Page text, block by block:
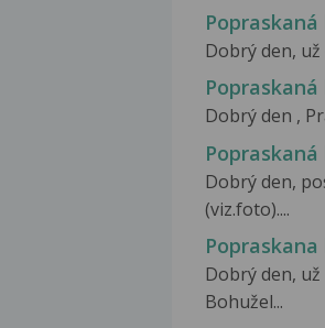
Dobrý den,
Dobrý den ,
Dobrý den,
(viz.foto)....
Dobrý den,
Bohužel...